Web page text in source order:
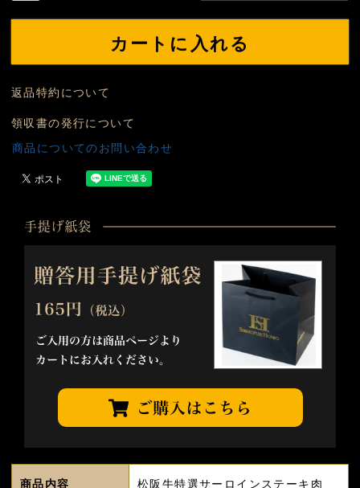
カートに入れる
返品特約について
領収書の発行について
商品についてのお問い合わせ
商品内容
松阪牛特選サーロインステーキ肉